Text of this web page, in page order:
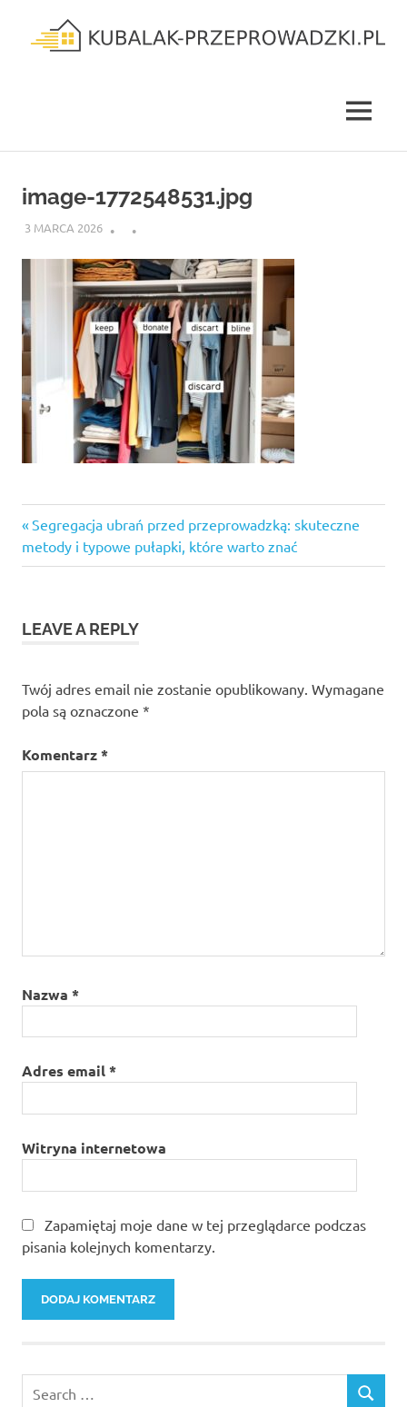
content
MENU
image-1772548531.jpg
3 MARCA 2026
Nawigacja
wpisu
Previous
Post:
Segregacja ubrań przed przeprowadzką: skuteczne
metody i typowe pułapki, które warto znać
LEAVE A REPLY
Twój adres email nie zostanie opublikowany. Wymagane
pola są oznaczone *
Komentarz*
Nazwa *
Adres email*
Witryna internetowa
Zapamiętaj moje dane w tej przeglądarce podczas
pisania kolejnych komentarzy.
SEARCH